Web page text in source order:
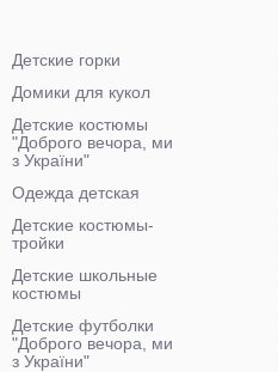
Детские горки
Домики для кукол
Детские костюмы
"Доброго вечора, ми
з України"
Одежда детская
Детские костюмы-
тройки
Детские школьные
костюмы
Детские футболки
"Доброго вечора, ми
з України"